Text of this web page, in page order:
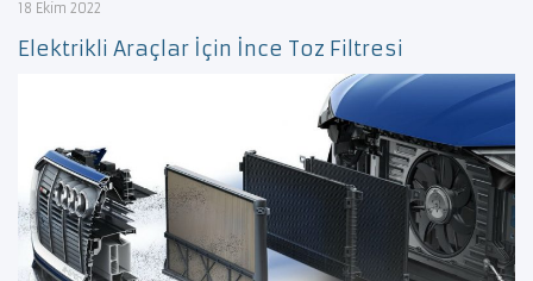
18 Ekim 2022
Elektrikli Araçlar İçin İnce Toz Filtresi